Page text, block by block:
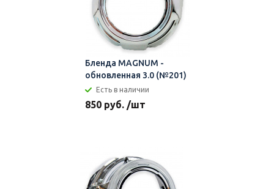
Бленда MAGNUM -
обновленная 3.0 (№201)
Есть в наличии
850 руб. /шт